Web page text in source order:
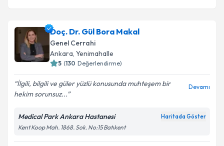
Doç. Dr. Gül Bora Makal
Genel Cerrahi
Ankara, Yenimahalle
5 (130 Değerlendirme)
İlgili, bilgili ve güler yüzlü konusunda muhteşem bir
hekim sorunsuz...
Devamı
Medical Park Ankara Hastanesi Haritada Göster
Kent Koop Mah. 1868. Sok. No:15 Batıkent